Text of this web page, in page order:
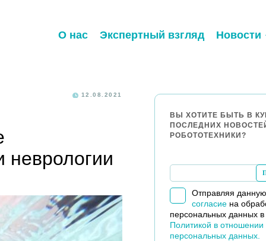
О нас Экспертный взгляд Новости
12.08.2021
неврологии
ВЫ ХОТИТЕ БЫТЬ В
ПОСЛЕДНИХ
РОБОТОТЕХНИКИ?
Отправляя
согласиена
персональных данных в
Политикой в отношении
персональных данных.